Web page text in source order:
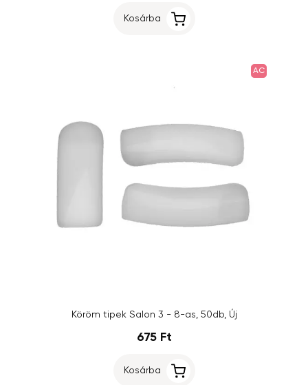
Kosárba
AC
Köröm tipek Salon 3 - 8-as, 50db, Új
675 Ft
Kosárba